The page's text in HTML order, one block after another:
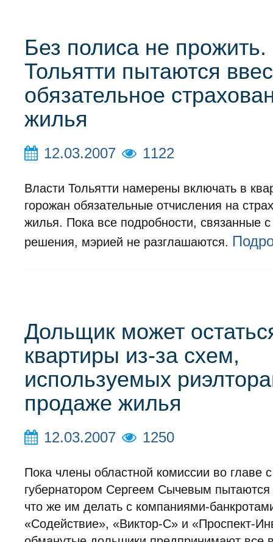
Без полиса не
Тольятти пытаются
обязательное
жилья
12.03.2007 1122
Власти Тольятти намерены включать в
горожан обязательные отчисления на
жилья. Пока все подробности, связанные
решения, мэрией не разглашаются.
Дольщик может
квартиры из-за схем,
используемых
продаже жилья
12.03.2007 1250
Пока члены областной комиссии во главе
губернатором Сергеем Сычевым пытаются
что же им делать с компаниями-
«Содействие», «Виктор-С» и «Проспект-